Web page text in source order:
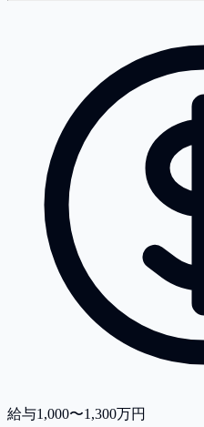
給与1,000〜1,300万円